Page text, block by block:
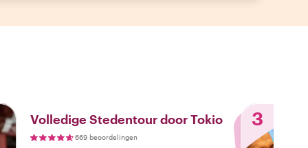
Volledige Stedentour door Tokio
669 beoordelingen
3